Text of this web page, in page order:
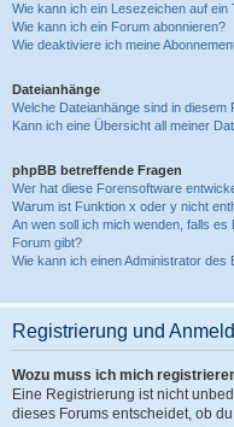
Wie kann ich ein Lesezeichen auf
Wie kann ich ein Forum abonnieren?
Wie deaktiviere ich meine
Dateianhänge
Welche Dateianhänge sind in diesem
Kann ich eine Übersicht all meiner
phpBB betreffende Fragen
Wer hat diese Forensoftware
Warum ist Funktion x oder y nicht
An wen soll ich mich wenden, falls
Forum gibt?
Wie kann ich einen Administrator des
Registrierung und
Wozu muss ich mich
Eine Registrierung ist nicht
dieses Forums entscheidet, ob